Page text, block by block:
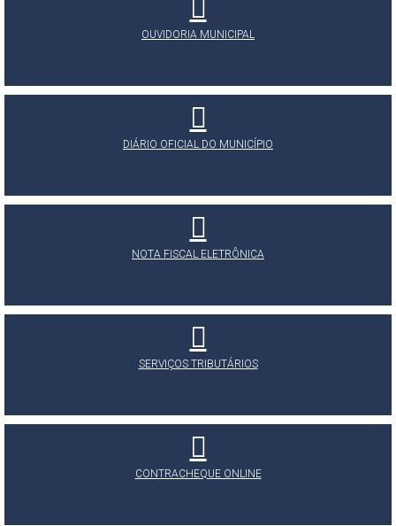
OUVIDORIA MUNICIPAL
DIÁRIO OFICIAL DO MUNICÍPIO
NOTA FISCAL ELETRÔNICA
SERVIÇOS TRIBUTÁRIOS
CONTRACHEQUE ONLINE